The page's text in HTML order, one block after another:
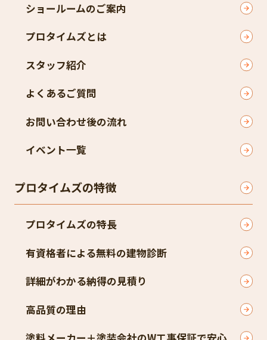
ショールームのご案内
プロタイムズとは
スタッフ紹介
よくあるご質問
お問い合わせ後の流れ
イベント一覧
プロタイムズの特徴
プロタイムズの特長
有資格者による無料の建物診断
詳細がわかる納得の見積り
高品質の理由